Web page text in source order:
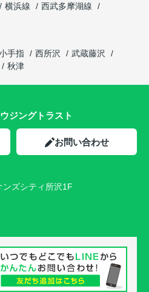
横浜線
西武多摩湖線
手指 西所沢
武蔵藤沢
秋津
ジングトラスト
お問い合わせ
ズシティ所沢1F